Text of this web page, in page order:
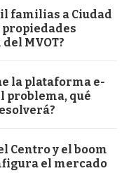
familias a Ciudad
propiedades
MVOT?
la plataforma e-
problema, qué
Centro y el boom
el mercado